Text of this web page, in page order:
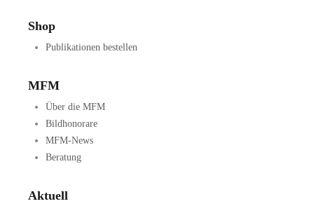
Shop
Publikationen bestellen
MFM
Über die MFM
Bildhonorare
MFM-News
Beratung
Aktuell